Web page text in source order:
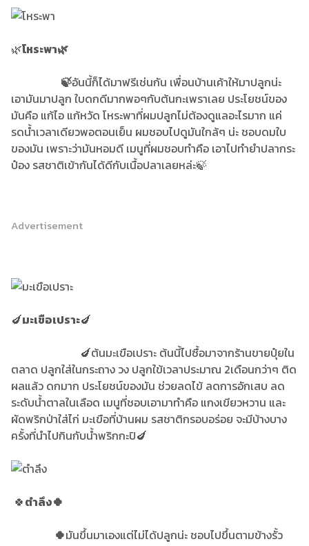
🌿โหระพา🌿
🍃อันนี้ก็ได้มาฟรีเช่นกัน เพื่อนบ้านเค้าให้มาปลูกน่ะ
เอามันมาปลูก ใบดกดีมากพอๆกับต้นกะเพราเลย ประโยชน์ของ
มันคือ แก้ไอ แก้หวัด โหระพาที่ผมปลูกไม่ต้องดูแลอะไรมาก แค่
รดน้ำเวลาเดียวพอตอนเย็น ผมชอบไปดูมันใกล้ๆ น่ะ ชอบดมใบ
ของมัน เพราะว่ามันหอมดี เมนูที่ผมชอบทำคือ เอาไปทำยำปลากระ
ป๋อง รสชาติเข้ากันได้ดีกับเนื้อปลาเลยหล่ะ🍃
Advertisement
🍆มะเขือเปราะ🍆
🍆ต้นมะเขือเปราะ ต้นนี้ไปซื้อมาจากร้านขายปุ๋ยใน
ตลาด ปลูกใส่ในกระถาง วง ปลูกใข้เวลาประมาณ 2เดือนกว่าๆ ติด
ผลแล้ว ดกมาก ประโยชน์ของมัน ช่วยลดไข้ ลดการอักเสบ ลด
ระดับน้ำตาลในเลือด เมนูที่ชอบเอามาทำคือ แกงเขียวหวาน และ
ผัดพริกป่าใส่ไก่ มะเขือที่บ้านผม รสชาติกรอบอร่อย จะมีบ้างบาง
ครั้งที่นำไปกินกับน้ำพริกกะปิ🍆
🍀ตำลึง🍀
🍀มันขึ้นมาเองแต่ไม่ได้ปลูกน่ะ ชอบไปขึ้นตามข้างรั้ว